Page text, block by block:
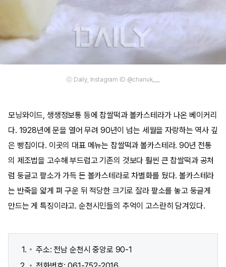
ⓒ Daily, Instagram ID @chanuk___
모닝와이드, 생생정보통 등에 찹쌀떡과 볼카스테라가 나온 베이커리
다. 1928년에 문을 열어 무려 90년이 넘는 세월을 자랑하는 역사 깊
은 빵집이다. 이곳의 대표 메뉴는 찹쌀떡과 볼카스테라. 90년 전통
의 제조법을 고수해 부드럽고 기존의 것보다 훨씬 큰 찹쌀떡과 공처
럼 둥글고 팥소가 가득 든 볼카스테라로 차별화를 뒀다. 볼카스테라
는 반죽을 얇게 펴 구운 뒤 적당한 크기로 잘라 팥소를 놓고 둥글게
만드는 게 특징이라고. 순천시민들의 추억이 고스란히 담겨있다.
주소: 전남 순천시 중앙로 90-1